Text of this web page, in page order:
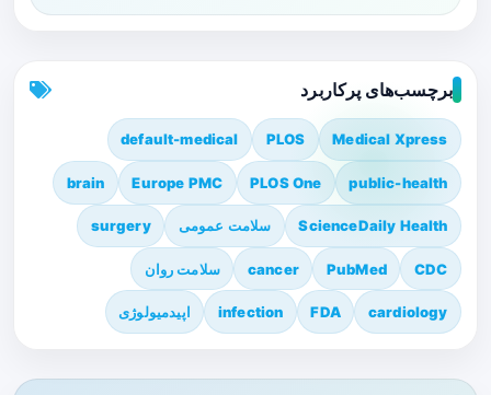
برچسب‌های پرکاربرد
Medical Xpress
PLOS
default-medical
public-health
PLOS One
Europe PMC
brain
ScienceDaily Health سلامت عمومی surgery
CDC
PubMed
cancer سلامت روان
cardiology
FDA
infection اپیدمیولوژی